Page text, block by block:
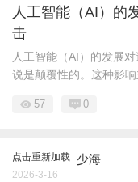
人工智能（AI）的
击
人工智能（AI）的发展
说是颠覆性的。这种影响
57 0
点击重新加载 少海
2026-3-16